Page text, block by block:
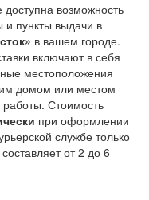
возможность
и пункты выдачи в
в вашем городе.
включают в себя
местоположения
домом или местом
Стоимость
при оформлении
службе только
от 2 до 6